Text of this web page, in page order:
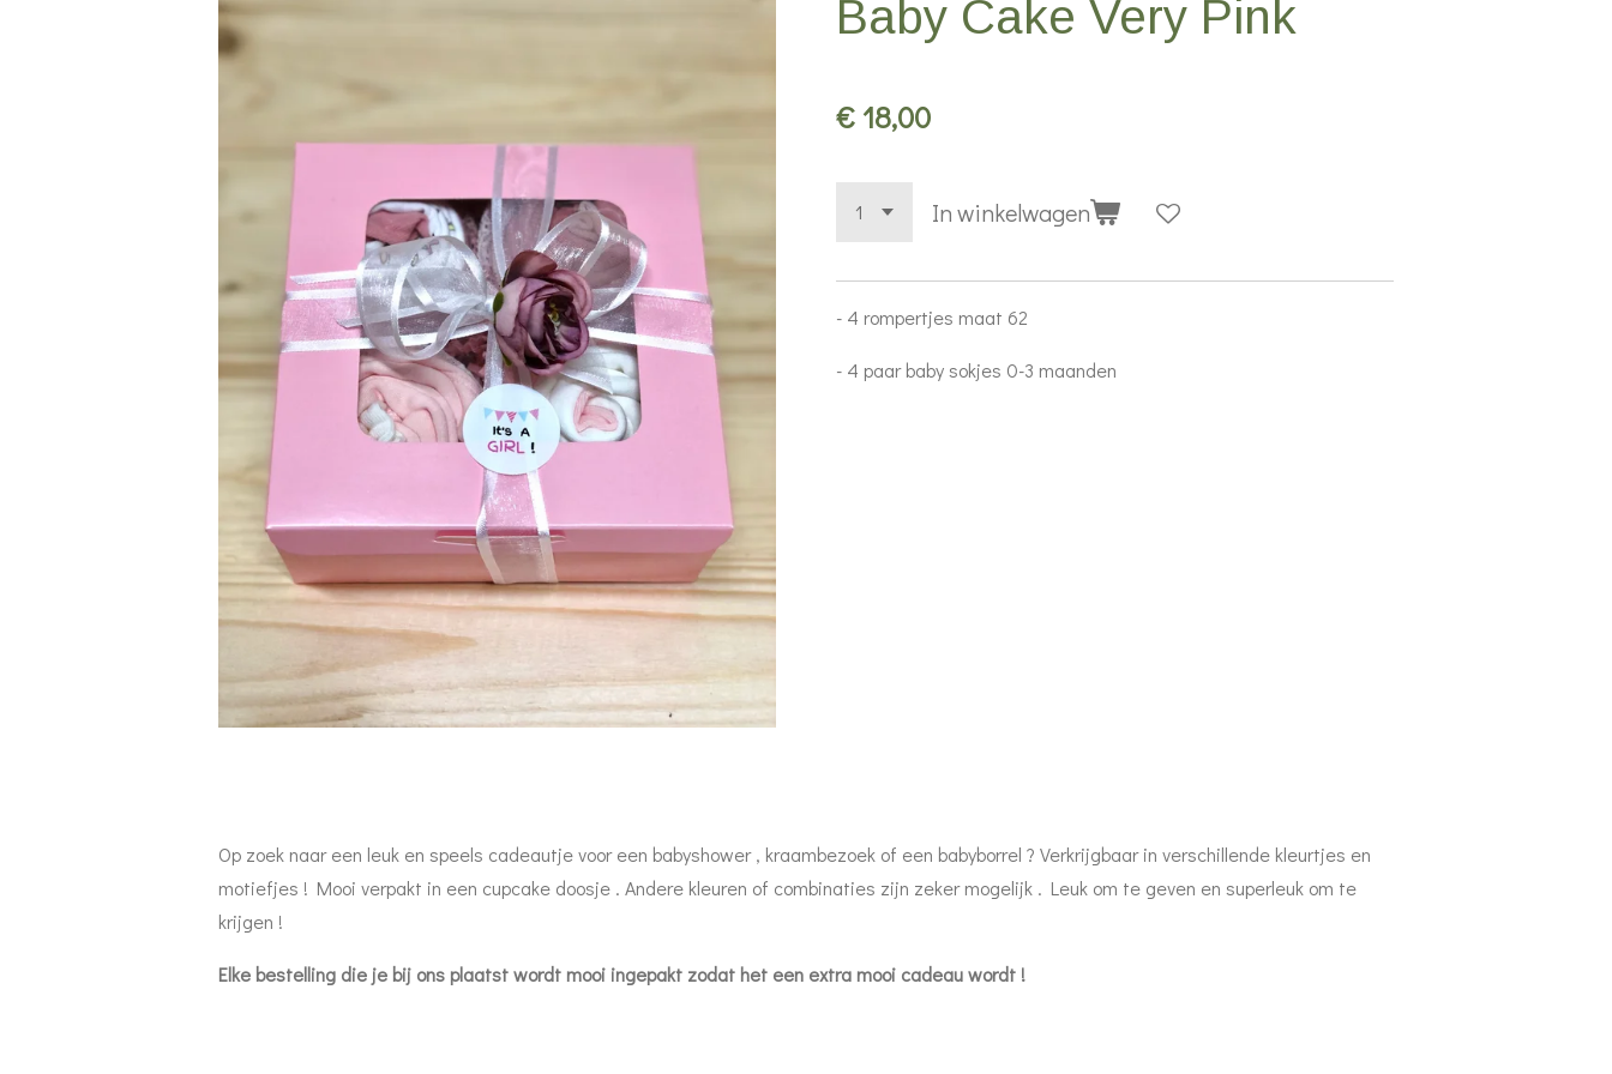
Baby Cake Very Pink
€ 18,00
In winkelwagen
- 4 rompertjes maat 62
- 4 paar baby sokjes 0-3 maanden
Op zoek naar een leuk en speels cadeautje voor een babyshower , kraambezoek of een babyborrel ? Verkrijgbaar in verschillende kleurtjes en
motiefjes ! Mooi verpakt in een cupcake doosje . Andere kleuren of combinaties zijn zeker mogelijk . Leuk om te geven en superleuk om te
krijgen !
Elke bestelling die je bij ons plaatst wordt mooi ingepakt zodat het een extra mooi cadeau wordt !